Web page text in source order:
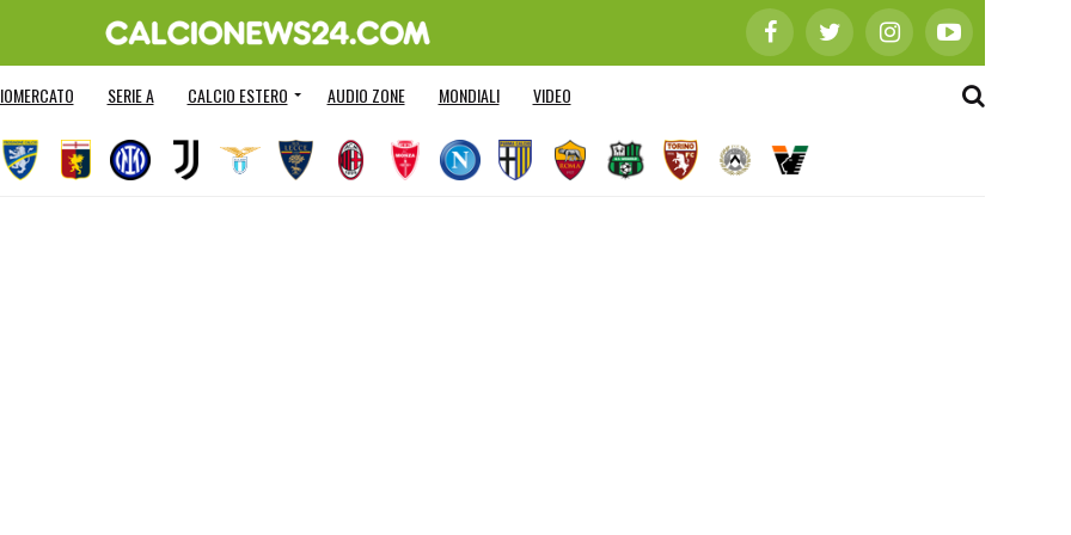
SERIE A CALCIO ESTERO AUDIO ZONE MONDIALI VIDEO